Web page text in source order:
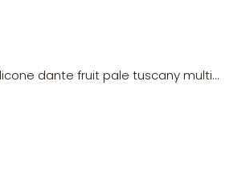
dante fruit pale tuscany multi